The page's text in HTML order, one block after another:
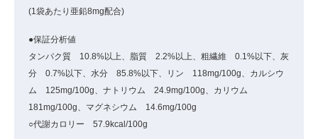
(1袋あたり亜鉛8mg配合)
●保証分析値
タンパク質 10.8%以上、脂質 2.2%以上、粗繊維 0.1%以下、灰
分 0.7%以下、水分 85.8%以下、リン 118mg/100g、カルシウ
ム 125mg/100g、ナトリウム 24.9mg/100g、カリウム
181mg/100g、マグネシウム 14.6mg/100g
○代謝カロリー 57.9kcal/100g